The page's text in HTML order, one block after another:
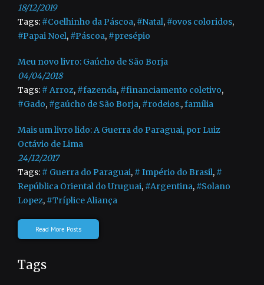
18/12/2019
Tags: #Coelhinho da Páscoa, #Natal, #ovos coloridos,
#Papai Noel, #Páscoa, #presépio
Meu novo livro: Gaúcho de São Borja
04/04/2018
Tags: # Arroz, #fazenda, #financiamento coletivo,
#Gado, #gaúcho de São Borja, #rodeios.,família
Mais um livro lido: A Guerra do Paraguai, por Luiz
Octávio de Lima
24/12/2017
Tags: # Guerra do Paraguai, # Império do Brasil, #
República Oriental do Uruguai, #Argentina, #Solano
Lopez, #Tríplice Aliança
Read More Posts
Tags